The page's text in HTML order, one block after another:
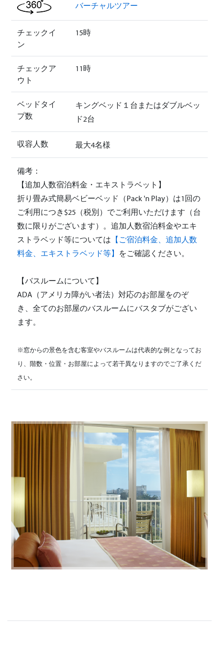
バーチャルツアー
チェックイ
ン
15時
チェックア
ウト
11時
ベッドタイ
プ数
キングベッド１台またはダブルベッ
ド2台
収容人数 最大4名様
備考：
【追加人数宿泊料金・エキストラベット】
折り畳み式簡易ベビーベッド（Pack 'n Play）は1回の
ご利用につき$25（税別）でご利用いただけます（台
数に限りがございます）。追加人数宿泊料金やエキ
ストラベッド等については 【ご宿泊料金、追加人数
料金、エキストラベッド等】 をご確認ください。
【バスルームについて】
ADA（アメリカ障がい者法）対応のお部屋をのぞ
き、全てのお部屋のバスルームにバスタブがござい
ます。
※窓からの景色を含む客室やバスルームは代表的な例となってお
り、階数・位置・お部屋によって若干異なりますのでご了承くだ
さい。